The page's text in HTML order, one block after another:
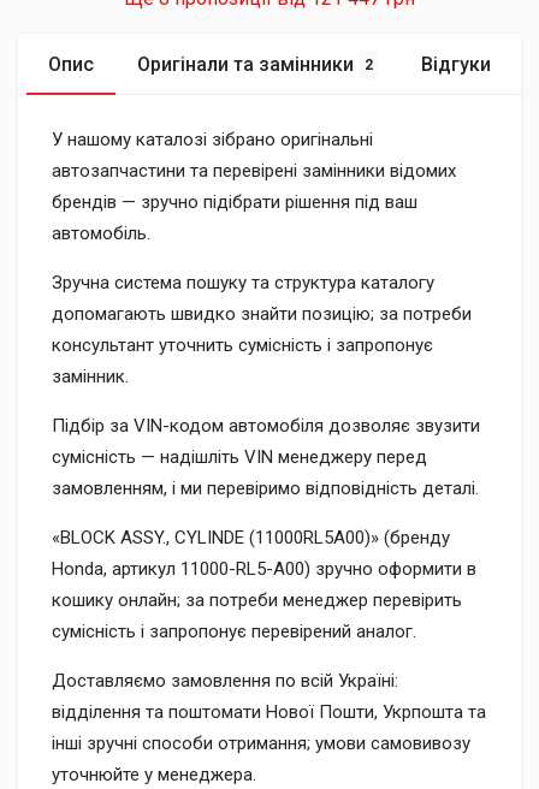
Опис Оригінали та замінники 2 Відгуки
У нашому каталозі зібрано оригінальні
автозапчастини та перевірені замінники відомих
брендів — зручно підібрати рішення під ваш
автомобіль.
Зручна система пошуку та структура каталогу
допомагають швидко знайти позицію; за потреби
консультант уточнить сумісність і запропонує
замінник.
Підбір за VIN-кодом автомобіля дозволяє звузити
сумісність — надішліть VIN менеджеру перед
замовленням, і ми перевіримо відповідність деталі.
«BLOCK ASSY., CYLINDE (11000RL5A00)» (бренду
Honda, артикул 11000-RL5-A00) зручно оформити в
кошику онлайн; за потреби менеджер перевірить
сумісність і запропонує перевірений аналог.
Доставляємо замовлення по всій Україні:
відділення та поштомати Нової Пошти, Укрпошта та
інші зручні способи отримання; умови самовивозу
уточнюйте у менеджера.